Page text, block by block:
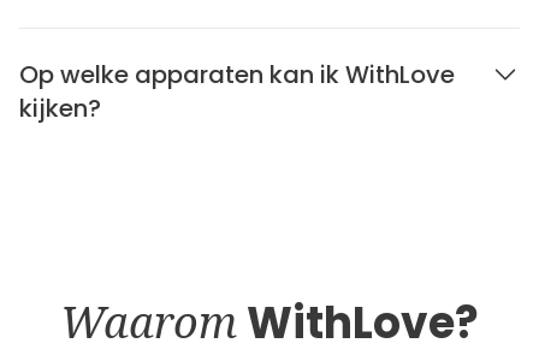
Op welke apparaten kan ik WithLove
kijken?
WaaromWithLove?